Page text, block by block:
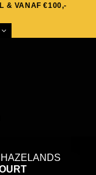
& VANAF €100,-
HAZELANDS